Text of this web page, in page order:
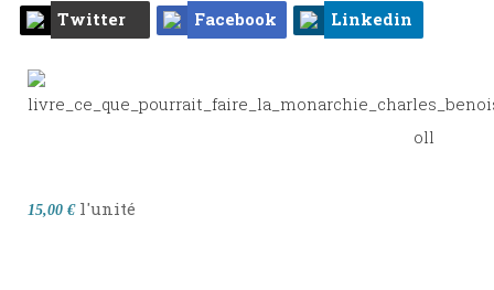
Twitter Facebook Linkedin
15,00 € l'unité